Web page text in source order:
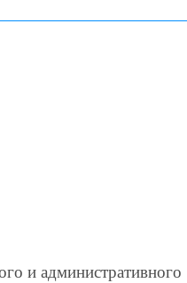
и административного